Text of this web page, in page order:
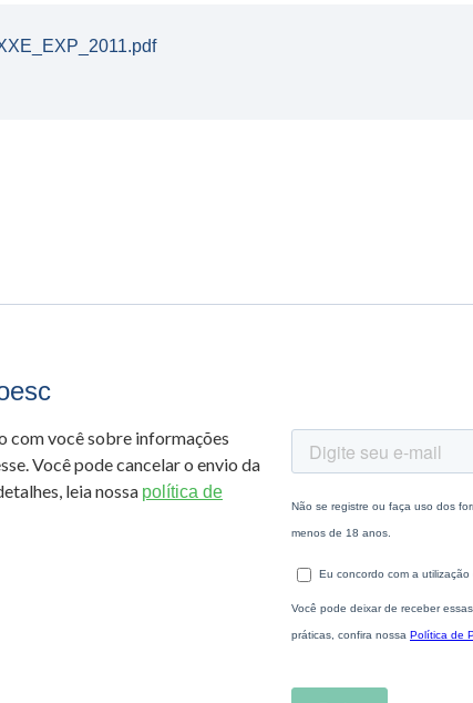
com você sobre informações
Você pode cancelar o envio da
leia nossa política de